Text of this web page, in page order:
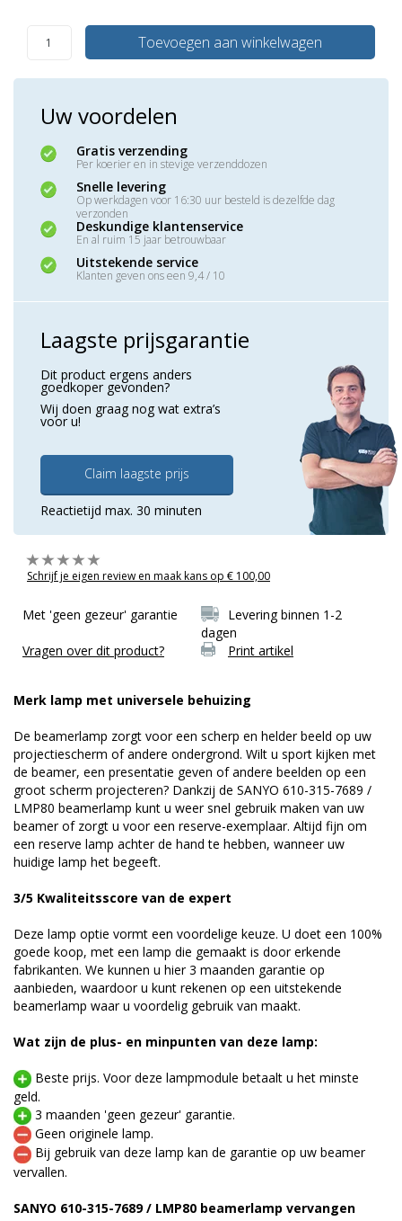
Toevoegen aan winkelwagen
Uw voordelen
Gratis verzending
Per koerier en in stevige verzenddozen
Snelle levering
Op werkdagen voor 16:30 uur besteld is dezelfde dag
verzonden
Deskundige klantenservice
En al ruim 15 jaar betrouwbaar
Uitstekende service
Klanten geven ons een 9,4 / 10
Laagste prijsgarantie
Dit product ergens anders
goedkoper gevonden?
Wij doen graag nog wat extra’s
voor u!
Claim laagste prijs
Reactietijd max. 30 minuten
Schrijf je eigen review en maak kans op € 100,00
Met 'geen gezeur' garantie
Levering binnen 1-2
dagen
Vragen over dit product?
Print artikel
Merk lamp met universele behuizing
De beamerlamp zorgt voor een scherp en helder beeld op uw
projectiescherm of andere ondergrond. Wilt u sport kijken met
de beamer, een presentatie geven of andere beelden op een
groot scherm projecteren? Dankzij de SANYO 610-315-7689 /
LMP80 beamerlamp kunt u weer snel gebruik maken van uw
beamer of zorgt u voor een reserve-exemplaar. Altijd fijn om
een reserve lamp achter de hand te hebben, wanneer uw
huidige lamp het begeeft.
3/5 Kwaliteitsscore van de expert
Deze lamp optie vormt een voordelige keuze. U doet een 100%
goede koop, met een lamp die gemaakt is door erkende
fabrikanten. We kunnen u hier 3 maanden garantie op
aanbieden, waardoor u kunt rekenen op een uitstekende
beamerlamp waar u voordelig gebruik van maakt.
Wat zijn de plus- en minpunten van deze lamp:
Beste prijs. Voor deze lampmodule betaalt u het minste
geld.
3 maanden 'geen gezeur' garantie.
Geen originele lamp.
Bij gebruik van deze lamp kan de garantie op uw beamer
vervallen.
SANYO 610-315-7689 / LMP80 beamerlamp vervangen